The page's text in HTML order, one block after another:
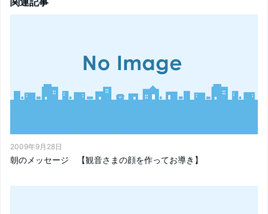
2009年9月28日
朝のメッセージ 【観音さまの顔を作ってお導き】